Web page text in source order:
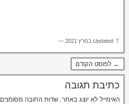
Updated: 7 במרץ 2021 —
← לפוסט הקודם
כתיבת תגובה
האימייל לא יוצג באתר. שדות החובה מסומנים